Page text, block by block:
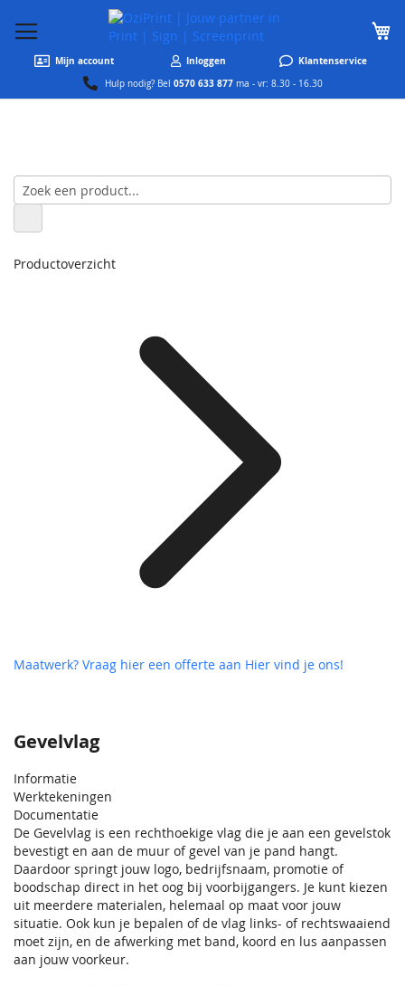
Mijn account Inloggen Klantenservice
Hulp nodig? Bel 0570 633 877 ma - vr: 8.30 - 16.30
Gevelvlag
Informatie
Werktekeningen
Documentatie
De Gevelvlag is een rechthoekige vlag die je aan een gevelstok
bevestigt en aan de muur of gevel van je pand hangt.
Daardoor springt jouw logo, bedrijfsnaam, promotie of
boodschap direct in het oog bij voorbijgangers. Je kunt kiezen
uit meerdere materialen, helemaal op maat voor jouw
situatie. Ook kun je bepalen of de vlag links- of rechtswaaiend
moet zijn, en de afwerking met band, koord en lus aanpassen
aan jouw voorkeur.
Productoverzicht
Maatwerk? Vraag hier een offerte aan Hier vind je ons!